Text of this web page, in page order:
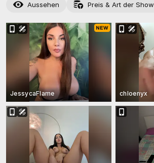
Aussehen Preis & Art der Show
JessycaFlame chloenyx